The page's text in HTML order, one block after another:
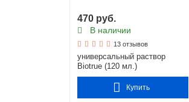
470 руб.
В наличии
13 отзывов
универсальный раствор
Biotrue (120 мл.)
Купить